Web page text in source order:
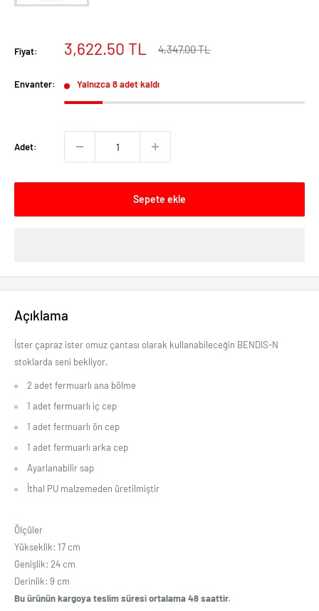
Fiyat:
İndirimli
3,622.50 TL
Normal
4,347.00 TL
Envanter: Yalnızca 8 adet kaldı
Adet:
Sepete ekle
Açıklama
İster çapraz ister omuz çantası olarak kullanabileceğin BENDIS-N
stoklarda seni bekliyor.
2 adet fermuarlı ana bölme
1 adet fermuarlı iç cep
1 adet fermuarlı ön cep
1 adet fermuarlı arka cep
Ayarlanabilir sap
İthal PU malzemeden üretilmiştir
Ölçüler
Yükseklik: 17 cm
Genişlik: 24 cm
Derinlik: 9 cm
Bu ürünün kargoya teslim süresi ortalama 48 saattir.